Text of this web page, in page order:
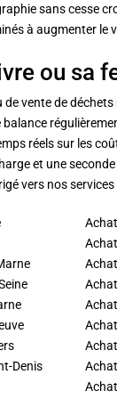
sans cesse
à augmenter le
ou sa
de vente de
balance
réels sur les
et une
vers nos
Denis